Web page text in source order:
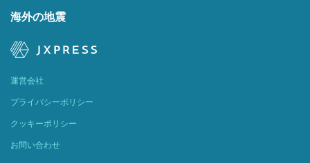
海外の地震
運営会社
プライバシーポリシー
クッキーポリシー
お問い合わせ